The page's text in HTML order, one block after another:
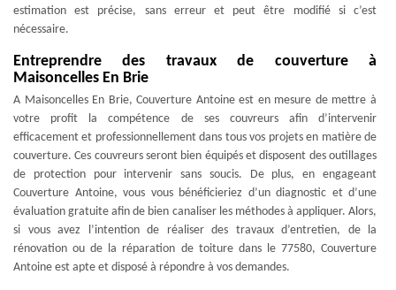
estimation est précise, sans erreur et peut être modifié si c’est
nécessaire.
Entreprendre des travaux de couverture à
Maisoncelles En Brie
A Maisoncelles En Brie, Couverture Antoine est en mesure de mettre à
votre profit la compétence de ses couvreurs afin d’intervenir
efficacement et professionnellement dans tous vos projets en matière de
couverture. Ces couvreurs seront bien équipés et disposent des outillages
de protection pour intervenir sans soucis. De plus, en engageant
Couverture Antoine, vous vous bénéficieriez d’un diagnostic et d’une
évaluation gratuite afin de bien canaliser les méthodes à appliquer. Alors,
si vous avez l’intention de réaliser des travaux d’entretien, de la
rénovation ou de la réparation de toiture dans le 77580, Couverture
Antoine est apte et disposé à répondre à vos demandes.